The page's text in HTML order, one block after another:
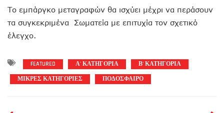
Το εμπάργκο μεταγραφών θα ισχύει μέχρι να περάσουν
τα συγκεκριμένα Σωματεία με επιτυχία τον σχετικό
έλεγχο.
FEATURED Α' ΚΑΤΗΓΟΡΙΑ
Β’ ΚΑΤΗΓΟΡΙΑ
ΜΙΚΡΕΣ ΚΑΤΗΓΟΡΙΕΣ
ΠΟΔΟΣΦΑΙΡΟ